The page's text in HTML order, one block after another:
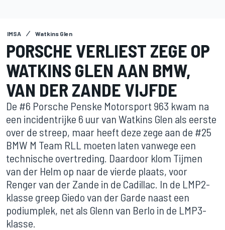
IMSA Watkins Glen
PORSCHE VERLIEST ZEGE OP
WATKINS GLEN AAN BMW,
VAN DER ZANDE VIJFDE
De #6 Porsche Penske Motorsport 963 kwam na
een incidentrijke 6 uur van Watkins Glen als eerste
over de streep, maar heeft deze zege aan de #25
BMW M Team RLL moeten laten vanwege een
technische overtreding. Daardoor klom Tijmen
van der Helm op naar de vierde plaats, voor
Renger van der Zande in de Cadillac. In de LMP2-
klasse greep Giedo van der Garde naast een
podiumplek, net als Glenn van Berlo in de LMP3-
klasse.